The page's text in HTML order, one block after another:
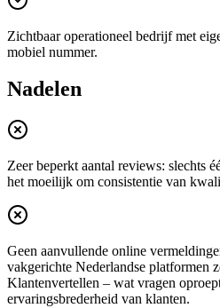
Zichtbaar operationeel bedrijf met
mobiel nummer.
Nadelen
Zeer beperkt aantal reviews: slechts
het moeilijk om consistentie van
Geen aanvullende online
vakgerichte Nederlandse platformen
Klantenvertellen – wat vragen
ervaringsbrederheid van klanten.